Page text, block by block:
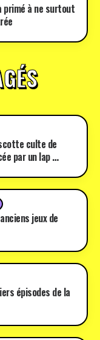
primé à ne surtout
culte de
par un lap …
jeux de
épisodes de la